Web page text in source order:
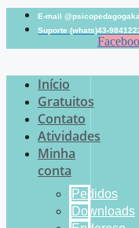
E-mail
Suporte (whats)43-
Início
Gratuitos
Contato
Atividades
Minha
conta
Pedidos
Downloads